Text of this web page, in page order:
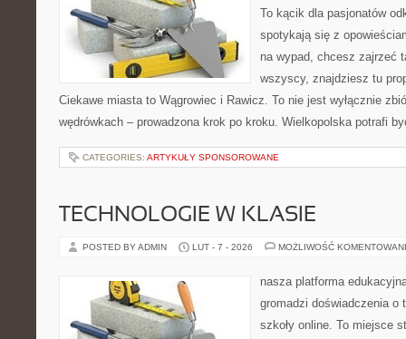
To kącik dla pasjonatów
spotykają się z
na wypad, chcesz zajrzeć
wszyscy, znajdziesz tu
Ciekawe miasta to Wągrowiec i Rawicz. To nie jest wyłącznie
wędrówkach – prowadzona krok po kroku. Wielkopolska potrafi
CATEGORIES: ARTYKUŁY SPONSOROWANE
TECHNOLOGIE W KLASIE
POSTED BY ADMIN LUT - 7 - 2026 MOŻLIWOŚĆ
nasza platforma
gromadzi doświadczenia
szkoły online. To miejsce